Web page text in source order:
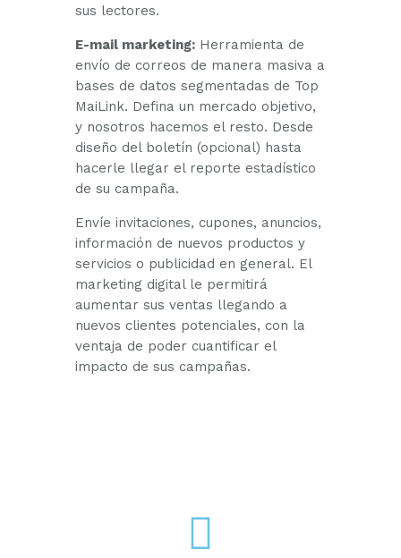
sus lectores.
E-mail marketing: Herramienta de
envío de correos de manera masiva a
bases de datos segmentadas de Top
MaiLink. Defina un mercado objetivo,
y nosotros hacemos el resto. Desde
diseño del boletín (opcional) hasta
hacerle llegar el reporte estadístico
de su campaña.
Envíe invitaciones, cupones, anuncios,
información de nuevos productos y
servicios o publicidad en general. El
marketing digital le permitirá
aumentar sus ventas llegando a
nuevos clientes potenciales, con la
ventaja de poder cuantificar el
impacto de sus campañas.